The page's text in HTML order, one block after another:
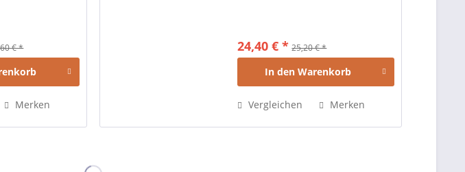
€ *
Merken
24,40 € * 25,20 € *
In den Warenkorb
Vergleichen Merken